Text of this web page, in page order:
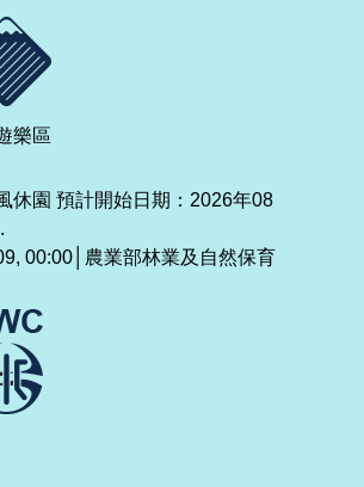
樂區
休園 預計開始日期：2026年08
00:00│農業部林業及自然保育